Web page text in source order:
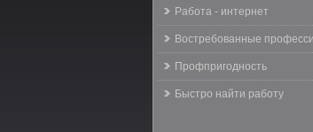
Работа - интернет
Востребованные
Профпригодность
Быстро найти работу